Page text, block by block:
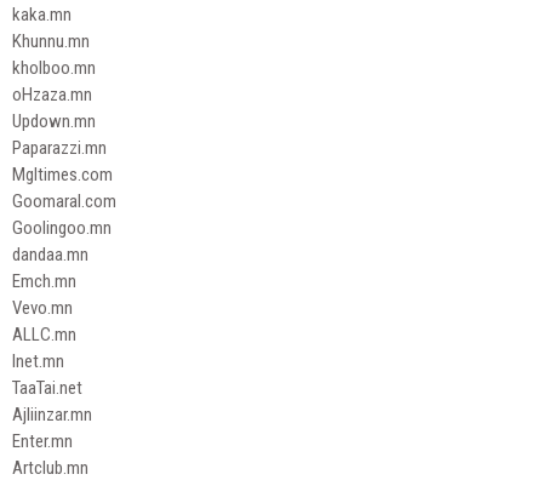
kaka.mn
Khunnu.mn
kholboo.mn
oHzaza.mn
Updown.mn
Paparazzi.mn
Mgltimes.com
Goomaral.com
Goolingoo.mn
dandaa.mn
Emch.mn
Vevo.mn
ALLC.mn
Inet.mn
TaaTai.net
Ajliinzar.mn
Enter.mn
Artclub.mn